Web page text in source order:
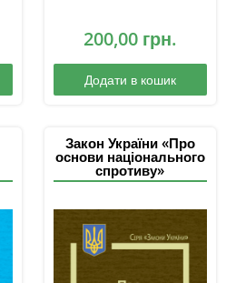
200,00 грн.
Додати в кошик
Закон України «Про
основи національного
спротиву»